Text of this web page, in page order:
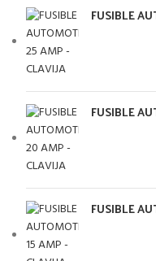
FUSIBLE
FUSIBLE
FUSIBLE